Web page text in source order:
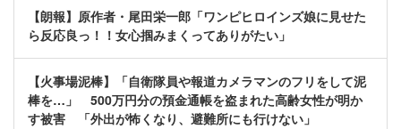
【朗報】原作者・尾田栄一郎「ワンピヒロインズ娘に見せた
ら反応良っ！！女心掴みまくってありがたい」
【火事場泥棒】「自衛隊員や報道カメラマンのフリをして泥
棒を…」 500万円分の預金通帳を盗まれた高齢女性が明か
す被害 「外出が怖くなり、避難所にも行けない」